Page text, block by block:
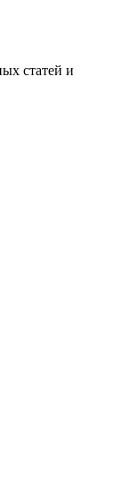
статей и